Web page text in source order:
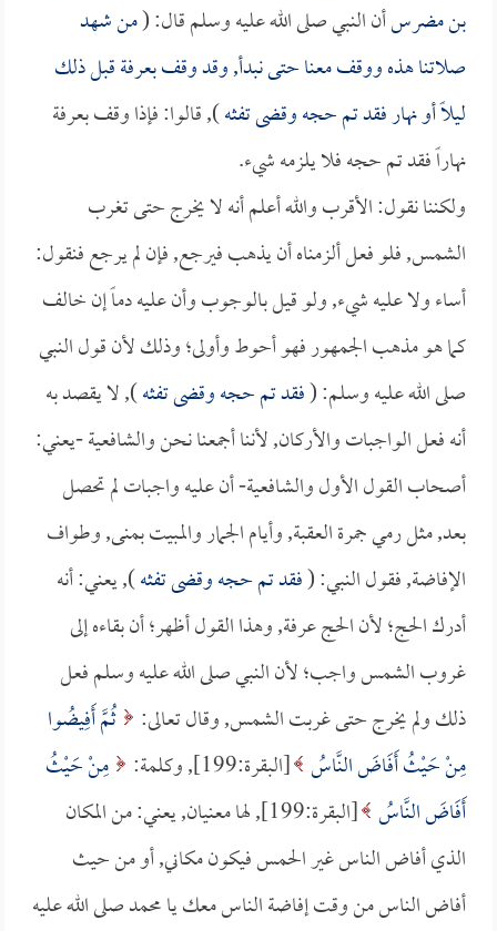
بن مضرسأن النبي صلى الله عليه وسلم قال: (من شهد
صلاتنا هذه ووقف معنا حتى نبدأ, وقد وقف بعرفة قبل ذلك
ليلاً أو نهار فقد تم حجه وقضى تفثه), قالوا: فإذا وقف بعرفة
نهاراً فقد تم حجه فلا يلزمه شيء.
ولكننا نقول: الأقرب والله أعلم أنه لا يخرج حتى تغرب
الشمس, فلو فعل ألزمناه أن يذهب فيرجع, فإن لم يرجع فنقول:
أساء ولا عليه شيء, ولو قيل بالوجوب وأن عليه دماً إن خالف
كما هو مذهب الجمهور فهو أحوط وأولى؛ وذلك لأن قول النبي
صلى الله عليه وسلم: (فقد تم حجه وقضى تفثه), لا يقصد به
أنه فعل الواجبات والأركان, لأننا أجمعنا نحن والشافعية -يعني:
أصحاب القول الأول والشافعية- أن عليه واجبات لم تحصل
بعد, مثل رمي جمرة العقبة, وأيام الجمار والمبيت بمنى, وطواف
الإفاضة, فقول النبي: (فقد تم حجه وقضى تفثه), يعني: أنه
أدرك الحج؛ لأن الحج عرفة, وهذا القول أظهر؛ أن بقاءه إلى
غروب الشمس واجب؛ لأن النبي صلى الله عليه وسلم فعل
ذلك ولم يخرج حتى غربت الشمس, وقال تعالى: ثُمَّ أَفِيضُوا
مِنْ حَيْثُ أَفَاضَ النَّاسُ [البقرة:199], وكلمة:
مِنْ حَيْثُ
أَفَاضَ النَّاسُ
[البقرة:199], لها معنيان, يعني: من المكان
الذي أفاض الناس غير الحمس فيكون مكاني, أو من حيث
أفاض الناس من وقت إفاضة الناس معك يا محمد صلى الله عليه